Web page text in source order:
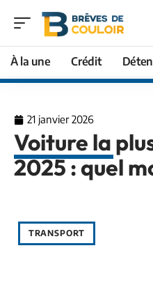
À la une Crédit
21 janvier 2026
Voiture la
2025 : quel
TRANSPORT